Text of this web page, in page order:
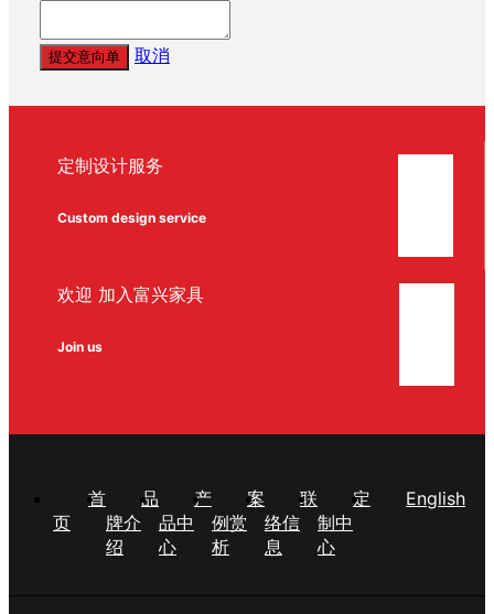
提交意向单 取消
定制设计服务
Custom design service
欢迎 加入富兴家具
Join us
首
页
品
牌介
绍
产
品中
心
案
例赏
析
联
络信
息
定
制中
心
English